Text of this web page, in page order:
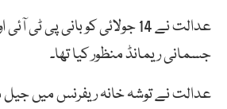
جسمانی ریمانڈ منظور کیا تھا۔
عدالت نے توشہ خانہ ریفرنس میں